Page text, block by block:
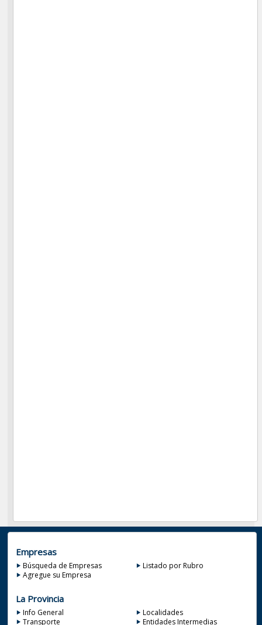
Empresas
Búsqueda de Empresas
Listado por Rubro
Agregue su Empresa
La Provincia
Info General
Localidades
Transporte
Entidades Intermedias